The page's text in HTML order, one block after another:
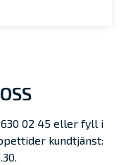
02 45 eller fyll i
kundtjänst: